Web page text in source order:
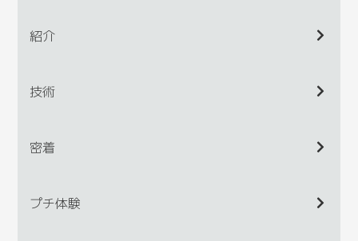
紹介
技術
密着
プチ体験